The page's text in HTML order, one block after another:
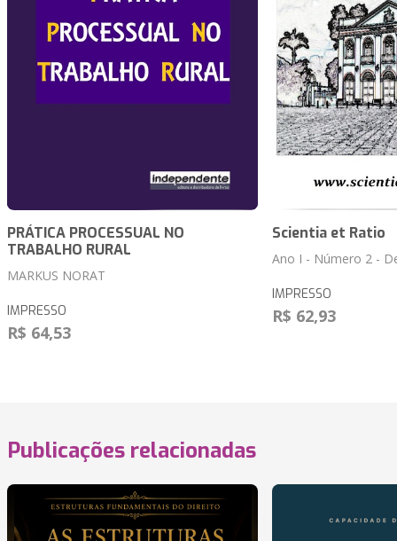
PRÁTICA PROCESSUAL NO
TRABALHO RURAL
MARKUS NORAT
IMPRESSO
R$ 64,53
Scientia et Ratio
Ano I - Número 2 -
IMPRESSO
R$ 62,93
Publicações relacionadas